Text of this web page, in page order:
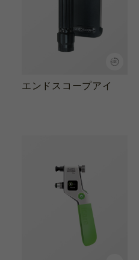
エンドスコープアイ